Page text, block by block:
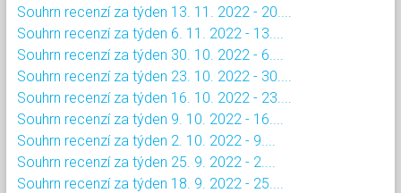
Souhrn recenzí za týden 13. 11. 2022 - 20....
Souhrn recenzí za týden 6. 11. 2022 - 13....
Souhrn recenzí za týden 30. 10. 2022 - 6....
Souhrn recenzí za týden 23. 10. 2022 - 30....
Souhrn recenzí za týden 16. 10. 2022 - 23....
Souhrn recenzí za týden 9. 10. 2022 - 16....
Souhrn recenzí za týden 2. 10. 2022 - 9....
Souhrn recenzí za týden 25. 9. 2022 - 2....
Souhrn recenzí za týden 18. 9. 2022 - 25....